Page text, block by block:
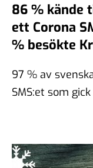
86 % kände
ett Corona
% besökte
97 % av
SMS:et som